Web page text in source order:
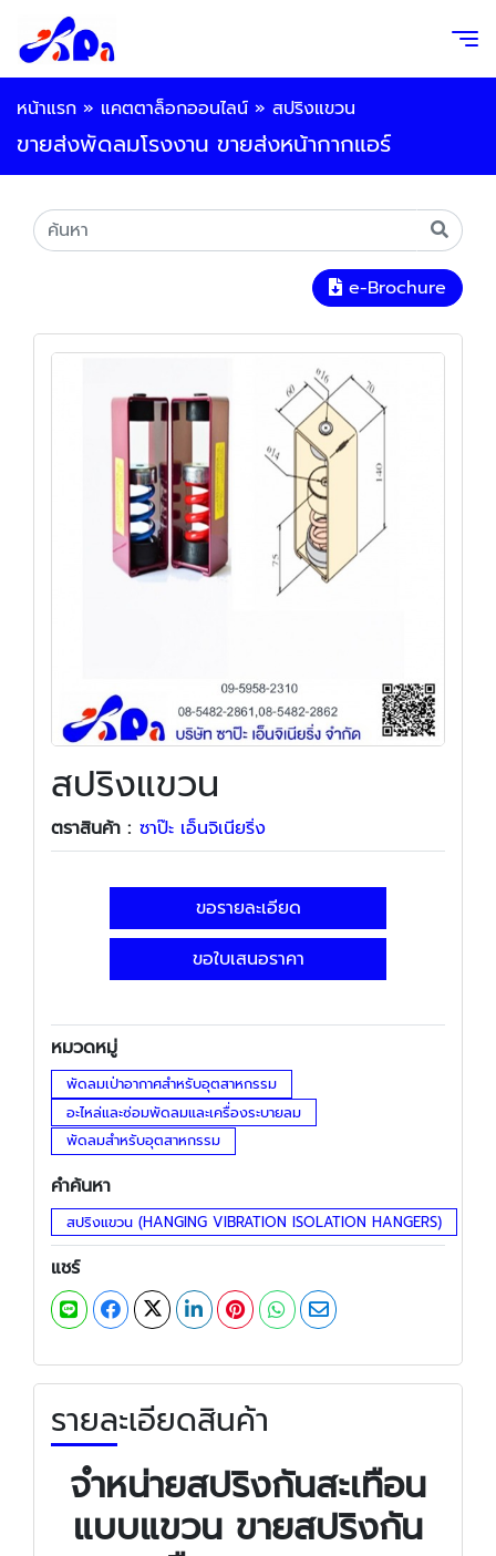
หน้าแรก » แคตตาล็อกออนไลน์ » สปริงแขวน
ขายส่งพัดลมโรงงาน ขายส่งหน้ากากแอร์
e-Brochure
สปริงแขวน
ตราสินค้า : ซาป๊ะ เอ็นจิเนียริ่ง
ขอรายละเอียด
ขอใบเสนอราคา
หมวดหมู่
พัดลมเป่าอากาศสำหรับอุตสาหกรรม
อะไหล่และซ่อมพัดลมและเครื่องระบายลม
พัดลมสำหรับอุตสาหกรรม
คำค้นหา
สปริงแขวน (HANGING VIBRATION ISOLATION HANGERS)
แชร์
รายละเอียดสินค้า
จำหน่ายสปริงกันสะเทือน
แบบแขวน ขายสปริงกัน